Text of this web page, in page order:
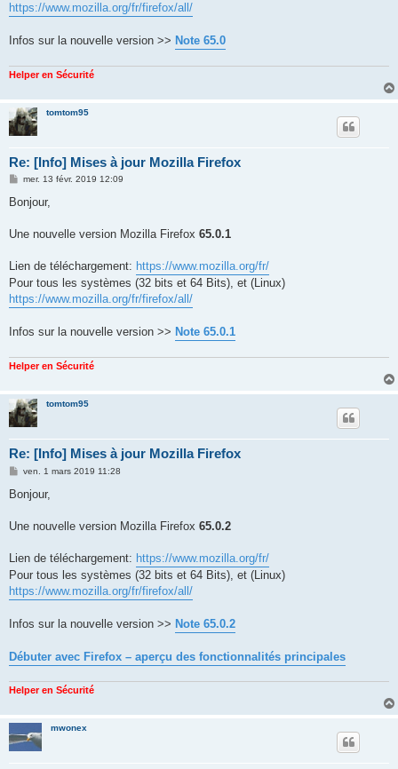
https://www.mozilla.org/fr/firefox/all/
Infos sur la nouvelle version >> Note 65.0
Helper en Sécurité
tomtom95
Re: [Info] Mises à jour Mozilla Firefox
M
s
g
mer. 13 févr. 2019 12:09
Bonjour,
Une nouvelle version Mozilla Firefox 65.0.1
Lien de téléchargement: https://www.mozilla.org/fr/
Pour tous les systèmes (32 bits et 64 Bits), et (Linux)
https://www.mozilla.org/fr/firefox/all/
Infos sur la nouvelle version >> Note 65.0.1
Helper en Sécurité
tomtom95
Re: [Info] Mises à jour Mozilla Firefox
M
s
g
ven. 1 mars 2019 11:28
Bonjour,
Une nouvelle version Mozilla Firefox 65.0.2
Lien de téléchargement: https://www.mozilla.org/fr/
Pour tous les systèmes (32 bits et 64 Bits), et (Linux)
https://www.mozilla.org/fr/firefox/all/
Infos sur la nouvelle version >> Note 65.0.2
Débuter avec Firefox – aperçu des fonctionnalités principales
Helper en Sécurité
mwonex